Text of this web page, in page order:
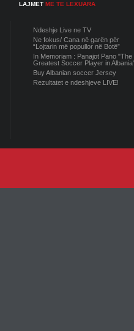
LAJMET ME TE LEXUARA
Ndeshje Live ne TV
Ne fokus/ Cana në garën për
“Lojtarin më popullor në Botë”
In Memoriam : Panajot Pano "The
Greatest Soccer Player in
Buy Albanian soccer Jersey
Rezultatet e ndeshjeve LIVE!